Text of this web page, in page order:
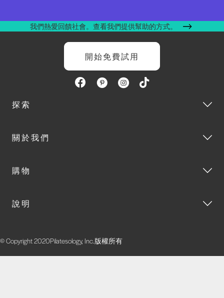
我們熱愛回饋社會。查看我們提供幫助的方式。
開始免費試用
探索
關於我們
購物
說明
© Copyright 2020Pilatesology, Inc.版權所有